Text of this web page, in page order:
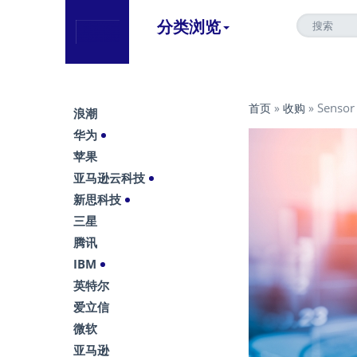
分类浏览
首页 » 收购 »
浪潮
华为
苹果
亚马逊云科技
新思科技
三星
腾讯
IBM
英特尔
爱立信
微软
亚马逊